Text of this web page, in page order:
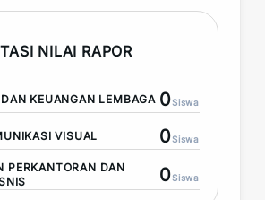
NILAI RAPOR
KEUANGAN LEMBAGA 0Siswa
VISUAL 0Siswa
PERKANTORAN DAN
0Siswa